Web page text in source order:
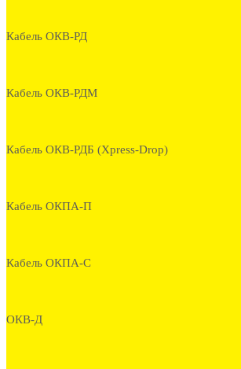
Кабель ОКВ-РД
Кабель ОКВ-РДМ
Кабель ОКВ-РДБ (Xpress-Drop)
Кабель ОКПА-П
Кабель ОКПА-С
ОКВ-Д